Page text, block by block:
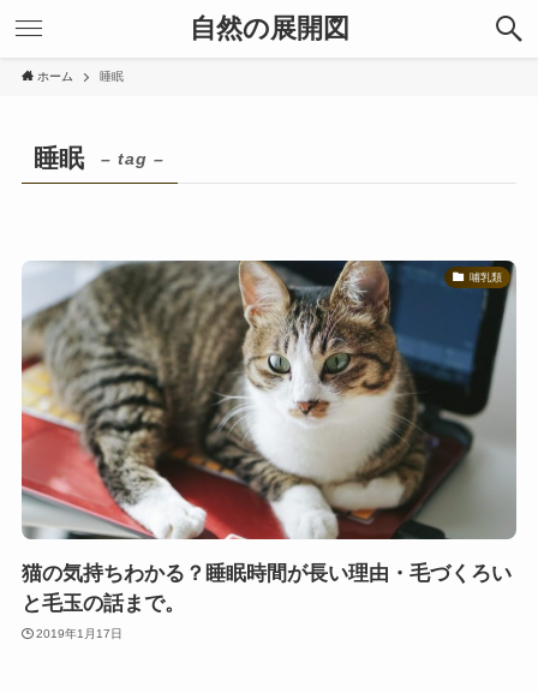
自然の展開図
ホーム 睡眠
睡眠 – tag –
哺乳類
猫の気持ちわかる？睡眠時間が長い理由・毛づくろい
と毛玉の話まで。
2019年1月17日